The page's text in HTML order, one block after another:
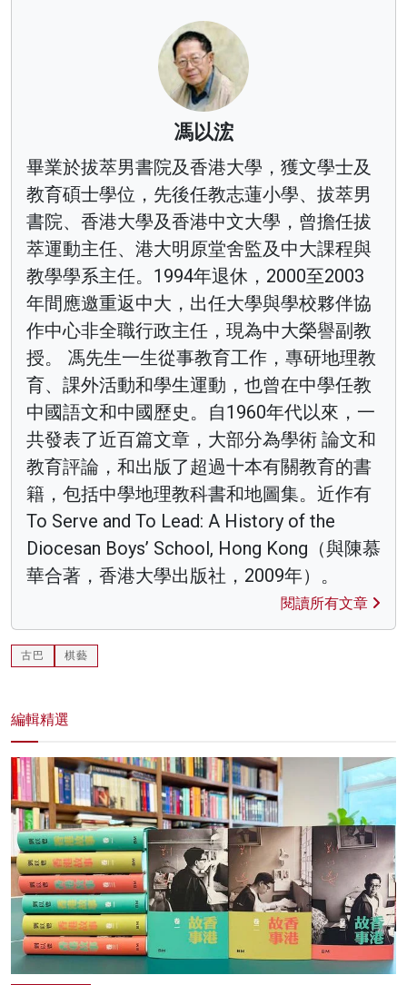
馮以浤
畢業於拔萃男書院及香港大學，獲文學士及
教育碩士學位，先後任教志蓮小學、拔萃男
書院、香港大學及香港中文大學，曾擔任拔
萃運動主任、港大明原堂舍監及中大課程與
教學學系主任。1994年退休，2000至2003
年間應邀重返中大，出任大學與學校夥伴協
作中心非全職行政主任，現為中大榮譽副教
授。 馮先生一生從事教育工作，專研地理教
育、課外活動和學生運動，也曾在中學任教
中國語文和中國歷史。自1960年代以來，一
共發表了近百篇文章，大部分為學術 論文和
教育評論，和出版了超過十本有關教育的書
籍，包括中學地理教科書和地圖集。近作有
To Serve and To Lead: A History of the
Diocesan Boys’ School, Hong Kong（與陳慕
華合著，香港大學出版社，2009年）。
閱讀所有文章
古巴 棋藝
編輯精選